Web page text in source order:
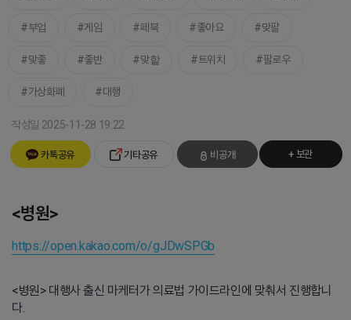
부업 게임 페북 좋아요 맞팔
맞좋 좋반 맞핱 트위치 팔로우
가상화폐 대행
작성일 2025-11-28 19:22
카톡공유 기타공유 비공개 + 보관
<병원>
https://open.kakao.com/o/gJDwSPGb
<병원> 대행사 출신 마케터가 의료법 가이드라인에 맞춰서 진행합니
다.